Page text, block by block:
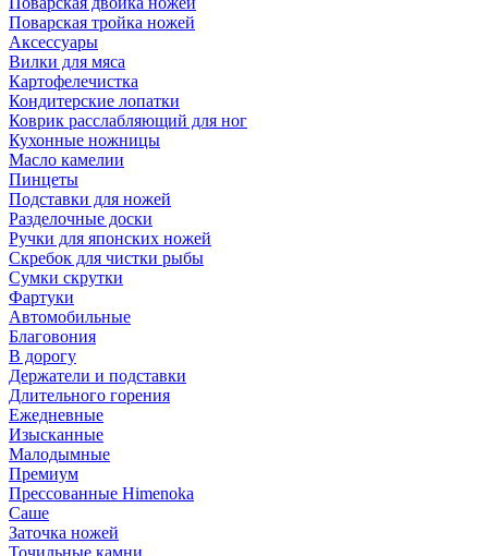
Поварская тройка ножей
Аксессуары
Вилки для мяса
Картофелечистка
Кондитерские лопатки
Коврик расслабляющий для ног
Кухонные ножницы
Масло камелии
Пинцеты
Подставки для ножей
Разделочные доски
Ручки для японских ножей
Скребок для чистки рыбы
Сумки скрутки
Фартуки
Автомобильные
Благовония
В дорогу
Держатели и подставки
Длительного горения
Ежедневные
Изысканные
Малодымные
Премиум
Прессованные Himenoka
Саше
Заточка ножей
Точильные камни